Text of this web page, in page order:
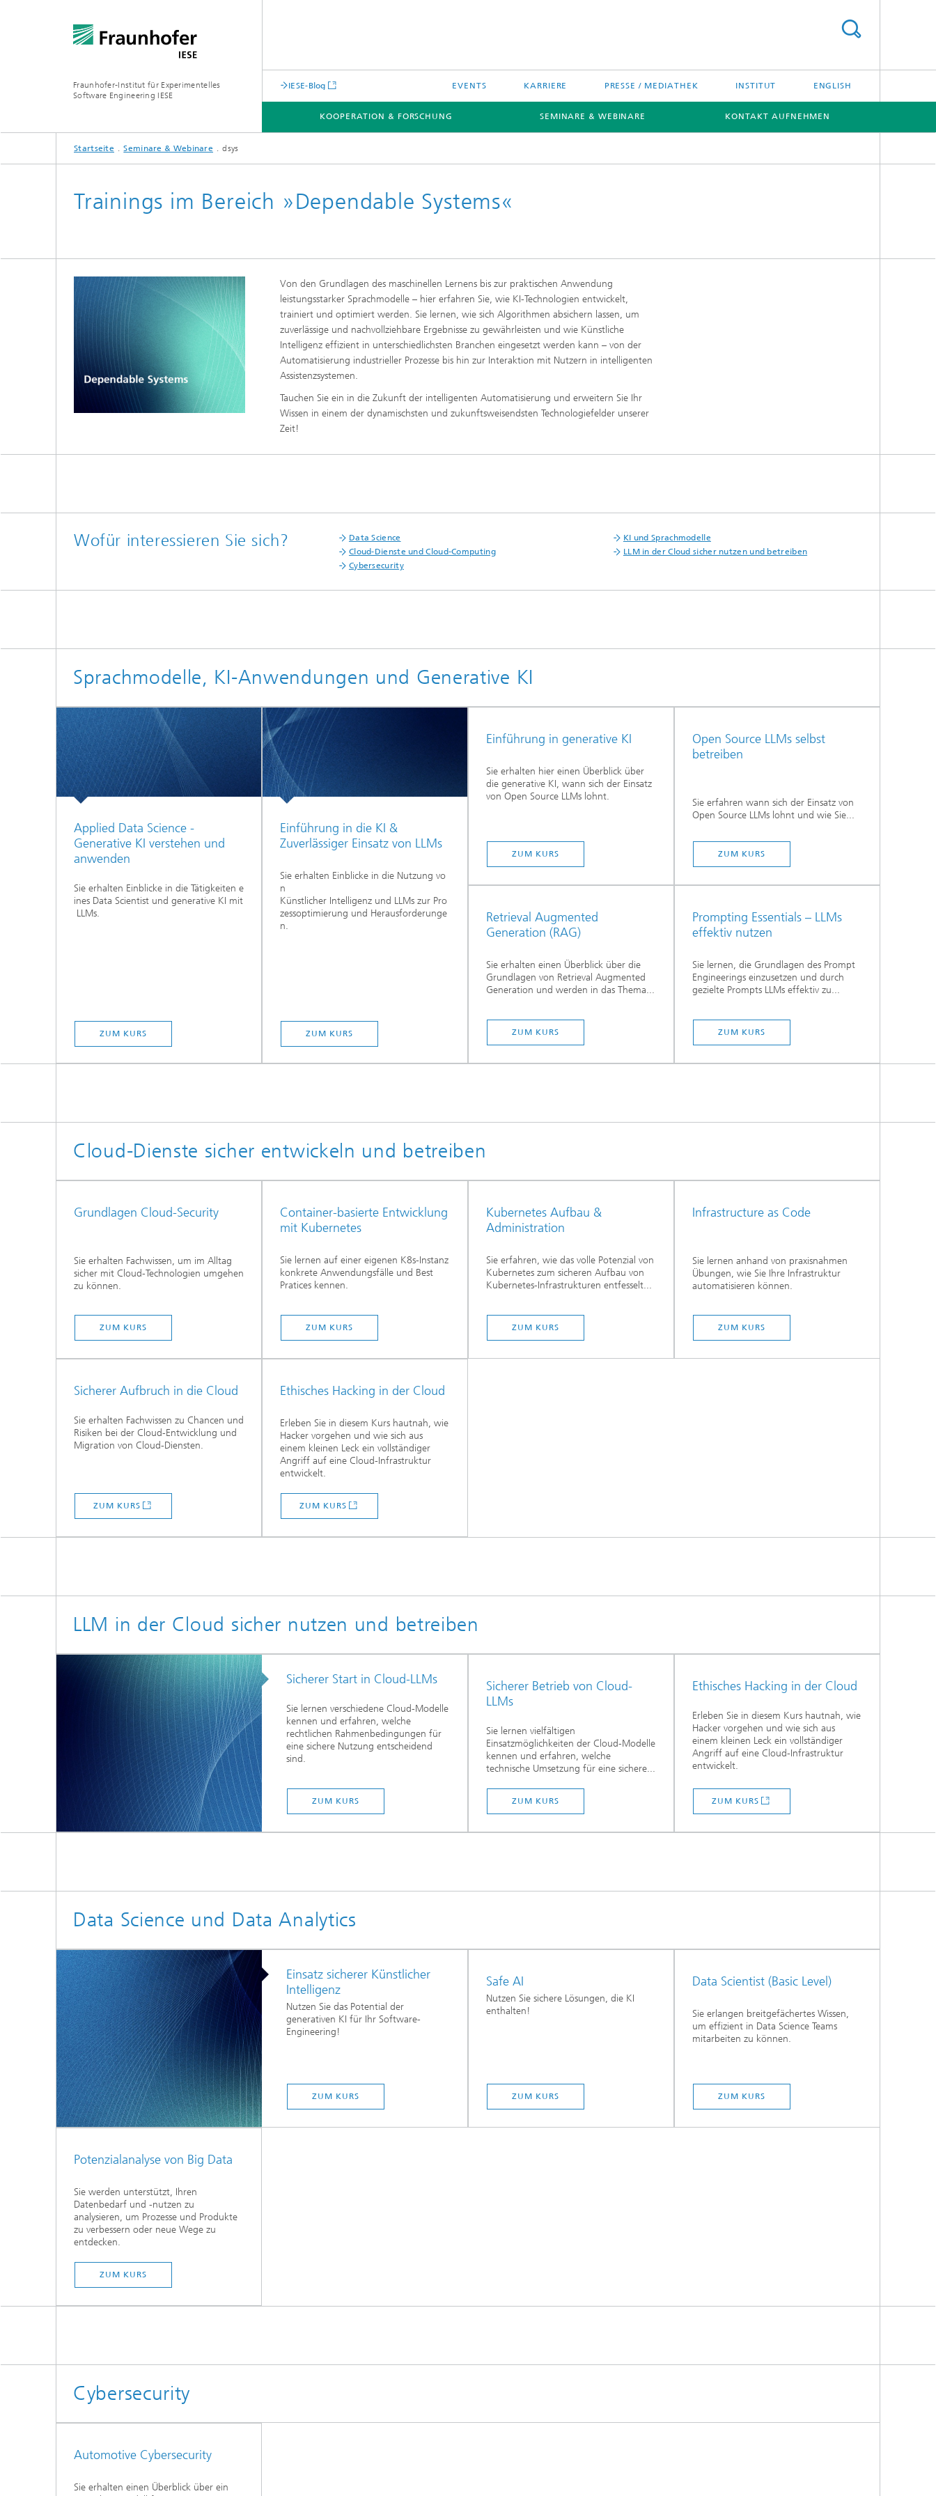
Fraunhofer-Institut für Experimentelles
Software Engineering IESE
IESE-Blog EVENTS KARRIERE PRESSE / MEDIATHEK INSTITUT ENGLISH
KOOPERATION & FORSCHUNG SEMINARE & WEBINARE KONTAKT AUFNEHMEN
Startseite Seminare & Webinare dsys
Trainings im Bereich »Dependable Systems«
Von den Grundlagen des maschinellen Lernens bis zur praktischen Anwendung
leistungsstarker Sprachmodelle – hier erfahren Sie, wie KI-Technologien entwickelt,
trainiert und optimiert werden. Sie lernen, wie sich Algorithmen absichern lassen, um
zuverlässige und nachvollziehbare Ergebnisse zu gewährleisten und wie Künstliche
Intelligenz effizient in unterschiedlichsten Branchen eingesetzt werden kann – von der
Automatisierung industrieller Prozesse bis hin zur Interaktion mit Nutzern in intelligenten
Assistenzsystemen.
Tauchen Sie ein in die Zukunft der intelligenten Automatisierung und erweitern Sie Ihr
Wissen in einem der dynamischsten und zukunftsweisendsten Technologiefelder unserer
Zeit!
Wofür interessieren Sie sich? Data Science
KI und Sprachmodelle
Cloud-Dienste und Cloud-Computing
LLM in der Cloud sicher nutzen und betreiben
Cybersecurity
Sprachmodelle, KI-Anwendungen und Generative KI
Applied Data Science -
Generative KI verstehen und
anwenden
Sie erhalten Einblicke in die Tätigkeiten e
ines Data Scientist und generative KI mit
LLMs.
ZUM KURS
Einführung in die KI &
Zuverlässiger Einsatz von LLMs
Sie erhalten Einblicke in die Nutzung vo
n
Künstlicher Intelligenz und LLMs zur Pro
zessoptimierung und Herausforderunge
n.
ZUM KURS
Einführung in generative KI
Sie erhalten hier einen Überblick über
die generative KI, wann sich der Einsatz
von Open Source LLMs lohnt.
ZUM KURS
Open Source LLMs selbst
betreiben
Sie erfahren wann sich der Einsatz von
Open Source LLMs lohnt und wie Sie...
ZUM KURS
Retrieval Augmented
Generation (RAG)
Sie erhalten einen Überblick über die
Grundlagen von Retrieval Augmented
Generation und werden in das Thema...
ZUM KURS
Prompting Essentials – LLMs
effektiv nutzen
Sie lernen, die Grundlagen des Prompt
Engineerings einzusetzen und durch
gezielte Prompts LLMs effektiv zu...
ZUM KURS
Cloud-Dienste sicher entwickeln und betreiben
Grundlagen Cloud-Security
Sie erhalten Fachwissen, um im Alltag
sicher mit Cloud-Technologien umgehen
zu können.
ZUM KURS
Container-basierte Entwicklung
mit Kubernetes
Sie lernen auf einer eigenen K8s-Instanz
konkrete Anwendungsfälle und Best
Pratices kennen.
ZUM KURS
Kubernetes Aufbau &
Administration
Sie erfahren, wie das volle Potenzial von
Kubernetes zum sicheren Aufbau von
Kubernetes-Infrastrukturen entfesselt...
ZUM KURS
Infrastructure as Code
Sie lernen anhand von praxisnahmen
Übungen, wie Sie Ihre Infrastruktur
automatisieren können.
ZUM KURS
Sicherer Aufbruch in die Cloud
Sie erhalten Fachwissen zu Chancen und
Risiken bei der Cloud-Entwicklung und
Migration von Cloud-Diensten.
ZUM KURS
Ethisches Hacking in der Cloud
Erleben Sie in diesem Kurs hautnah, wie
Hacker vorgehen und wie sich aus
einem kleinen Leck ein vollständiger
Angriff auf eine Cloud-Infrastruktur
entwickelt.
ZUM KURS
LLM in der Cloud sicher nutzen und betreiben
Sicherer Start in Cloud-LLMs
Sie lernen verschiedene Cloud-Modelle
kennen und erfahren, welche
rechtlichen Rahmenbedingungen für
eine sichere Nutzung entscheidend
sind.
ZUM KURS
Sicherer Betrieb von Cloud-
LLMs
Sie lernen vielfältigen
Einsatzmöglichkeiten der Cloud-Modelle
kennen und erfahren, welche
technische Umsetzung für eine sichere...
ZUM KURS
Ethisches Hacking in der Cloud
Erleben Sie in diesem Kurs hautnah, wie
Hacker vorgehen und wie sich aus
einem kleinen Leck ein vollständiger
Angriff auf eine Cloud-Infrastruktur
entwickelt.
ZUM KURS
Data Science und Data Analytics
Einsatz sicherer Künstlicher
Intelligenz
Nutzen Sie das Potential der
generativen KI für Ihr Software-
Engineering!
ZUM KURS
Safe AI
Nutzen Sie sichere Lösungen, die KI
enthalten!
ZUM KURS
Data Scientist (Basic Level)
Sie erlangen breitgefächertes Wissen,
um effizient in Data Science Teams
mitarbeiten zu können.
ZUM KURS
Potenzialanalyse von Big Data
Sie werden unterstützt, Ihren
Datenbedarf und -nutzen zu
analysieren, um Prozesse und Produkte
zu verbessern oder neue Wege zu
entdecken.
ZUM KURS
Cybersecurity
Automotive Cybersecurity
Sie erhalten einen Überblick über ein